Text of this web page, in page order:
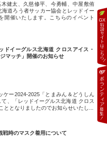
健太、久慈修平、今勇輔、中屋敷侑
道ろう者サッカー協会とレッドイー
開催いたします。こちらのイベント
ドイーグルス北海道 クロスアイス・
マッチ」開催のお知らせ
ー2024-2025「とまみん＆どうしん
、「レッドイーグルス北海道 クロス
となりましたのでお知らせいたし...
戦時のマスク着用について